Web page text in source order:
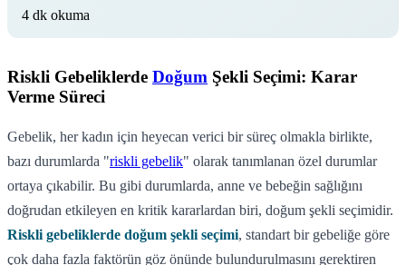
4 dk okuma
Riskli Gebeliklerde Doğum Şekli Seçimi: Karar
Verme Süreci
Gebelik, her kadın için heyecan verici bir süreç olmakla birlikte,
bazı durumlarda "riskli gebelik" olarak tanımlanan özel durumlar
ortaya çıkabilir. Bu gibi durumlarda, anne ve bebeğin sağlığını
doğrudan etkileyen en kritik kararlardan biri, doğum şekli seçimidir.
Riskli gebeliklerde doğum şekli seçimi, standart bir gebeliğe göre
çok daha fazla faktörün göz önünde bulundurulmasını gerektiren